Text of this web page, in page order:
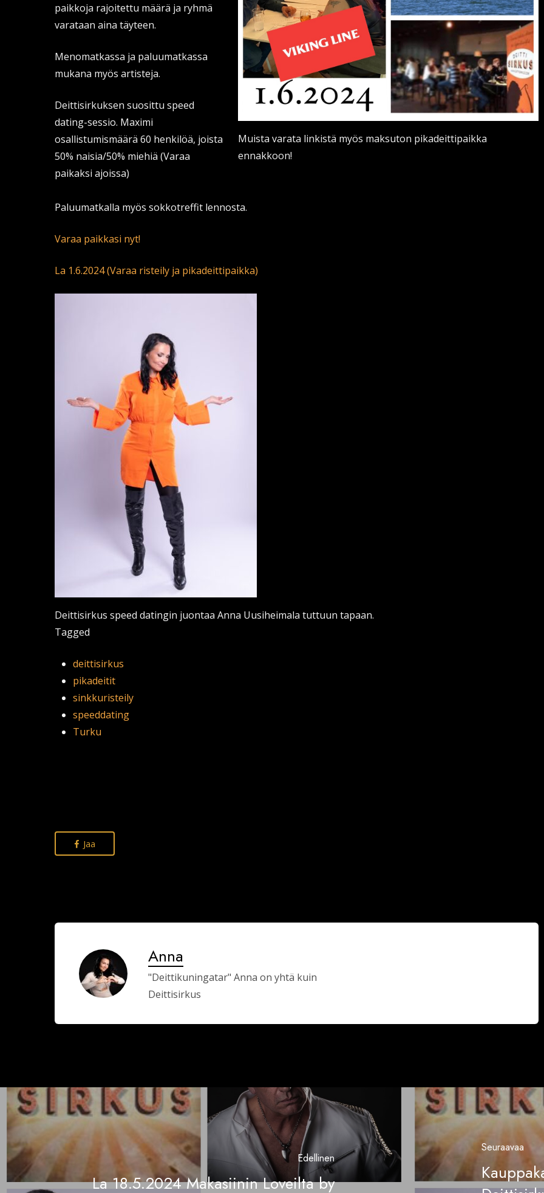
Muista varata linkistä myös maksuton pikadeittipaikka
ennakkoon!
paikkoja rajoitettu määrä ja ryhmä
varataan aina täyteen.
Menomatkassa ja paluumatkassa
mukana myös artisteja.
Deittisirkuksen suosittu speed
dating-sessio. Maximi
osallistumismäärä 60 henkilöä, joista
50% naisia/50% miehiä (Varaa
paikaksi ajoissa)
Paluumatkalla myös sokkotreffit lennosta.
Varaa paikkasi nyt!
La 1.6.2024 (Varaa risteily ja pikadeittipaikka)
Deittisirkus speed datingin juontaa Anna Uusiheimala tuttuun tapaan.
Tagged
deittisirkus
pikadeitit
sinkkuristeily
speeddating
Turku
Jaa
Anna
"Deittikuningatar" Anna on yhtä kuin
Deittisirkus
Edellinen
La 18.5.2024 Makasiinin Loveilta by
Seuraavaa